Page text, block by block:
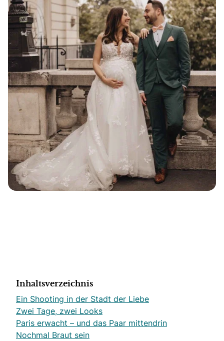
Inhaltsverzeichnis
Ein Shooting in der Stadt der Liebe
Zwei Tage, zwei Looks
Paris erwacht – und das Paar mittendrin
Nochmal Braut sein